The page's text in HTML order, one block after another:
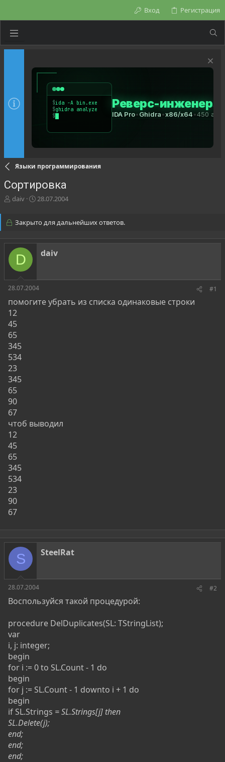
Вход Регистрация
Языки программирования
Сортировка
А
о
т
е
ы
daiv
Д
а
а
а
28.07.2004
Закрыто для дальнейших ответов.
D daiv
28.07.2004 #1
помогите убрать из списка одинаковые строки
12
45
65
345
534
23
345
65
90
67
чтоб выводил
12
45
65
345
534
23
90
67
S SteelRat
28.07.2004 #2
Воспользуйся такой процедурой:
procedure DelDuplicates(SL: TStringList);
var
i, j: integer;
begin
for i := 0 to SL.Count - 1 do
begin
for j := SL.Count - 1 downto i + 1 do
begin
if SL.Strings = SL.Strings[j] then
SL.Delete(j);
end;
end;
end;